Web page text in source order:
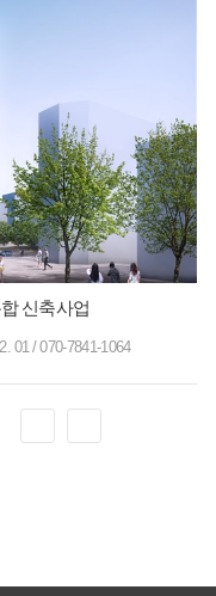
신축사업
01/070-7841-1064